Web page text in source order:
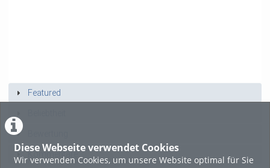
Diese Webseite verwendet Cookies
Wir verwenden Cookies, um unsere Website optimal für Sie
Featured
Kommentare